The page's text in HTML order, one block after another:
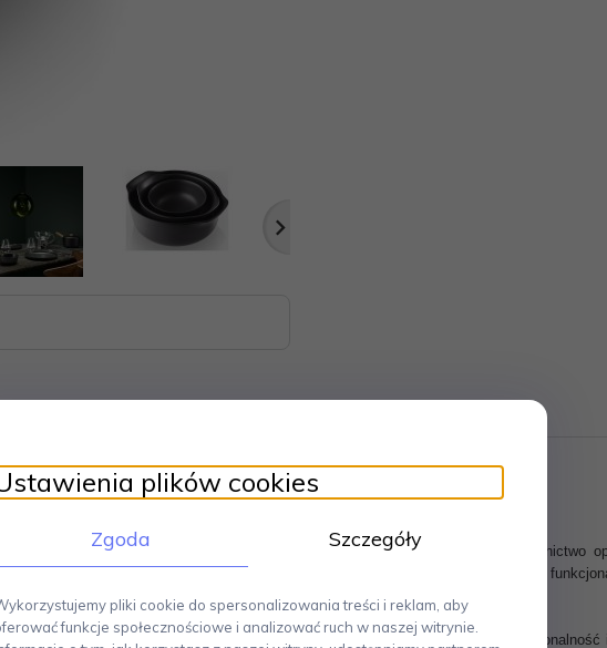
solo doskonale nawiązuje do skandynawskiego stylu życia.
Proste wzornictwo
oddaje nordyckie podejście do życia. Seria Nordic Kitchen jest minimalistyczna i
30 cm, wys. 4 cm, pojemność 2 l. Można myć w zmywarce.
design.
Produkty sygnowane tą marką cechuje estetyczny wygląd,
plików cookies
Zgoda Szczegóły
pliki cookie do spersonalizowania treści i reklam, aby
funkcje społecznościowe i analizować ruch w naszej witrynie.